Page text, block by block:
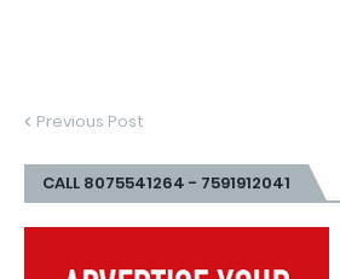
Previous Post
CALL 8075541264 - 7591912041